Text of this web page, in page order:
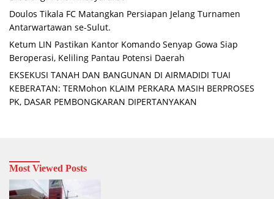
Doulos Tikala FC Matangkan Persiapan Jelang Turnamen
Antarwartawan se-Sulut.
Ketum LIN Pastikan Kantor Komando Senyap Gowa Siap
Beroperasi, Keliling Pantau Potensi Daerah
EKSEKUSI TANAH DAN BANGUNAN DI AIRMADIDI TUAI
KEBERATAN: TERMohon KLAIM PERKARA MASIH BERPROSES
PK, DASAR PEMBONGKARAN DIPERTANYAKAN
Most Viewed Posts